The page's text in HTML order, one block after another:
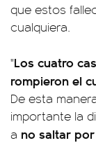
que estos
cualquiera.
"Los cuatro
rompieron el
De esta
importante la
a no saltar